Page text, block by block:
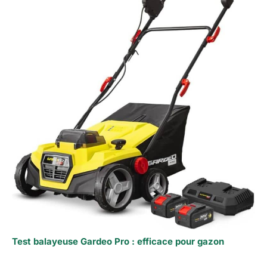
Test balayeuse Gardeo Pro : efficace pour gazon